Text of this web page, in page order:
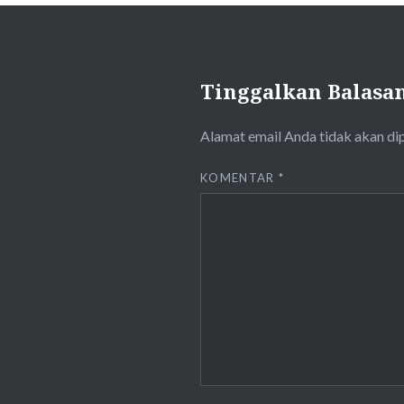
Tinggalkan
Alamat email Anda tidak akan
KOMENTAR *